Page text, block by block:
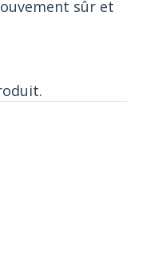
sûr et